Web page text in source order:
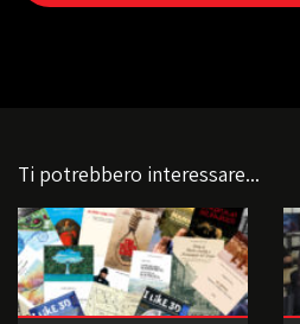
Ti potrebbero interessare...